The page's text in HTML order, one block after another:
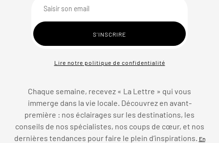
Lire notre politique de confidentialité
Chaque semaine, recevez « La Lettre » qui vous
immerge dans la vie locale. Découvrez en avant-
première : nos éclairages sur les destinations, les
conseils de nos spécialistes, nos coups de cœur, et nos
dernières tendances pour faire le plein d’inspirations. En